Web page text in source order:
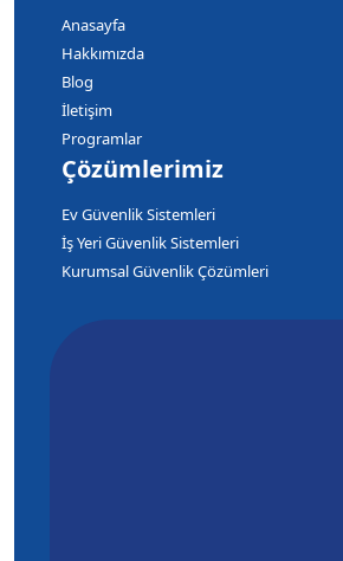
Anasayfa
Hakkımızda
Blog
İletişim
Programlar
Çözümlerimiz
Ev Güvenlik Sistemleri
İş Yeri Güvenlik Sistemleri
Kurumsal Güvenlik Çözümleri